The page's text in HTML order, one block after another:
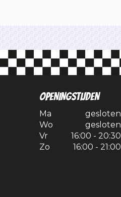
OPENINGSTIJDEN
Ma gesloten
Wo
gesloten
Vr
16:00 - 20:30
Zo
16:00 - 21:00